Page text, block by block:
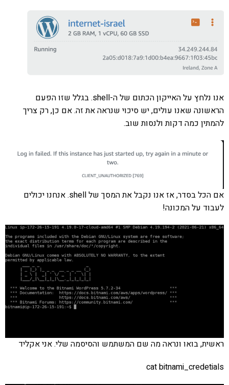
אנו נלחץ על האייקון הכתום של ה-shell. בגלל שזו הפעם
הראשונה שאנו עולים, יש סיכוי שנראה את זה. אם כן, רק צריך
להמתין כמה דקות ולנסות שוב.
אם הכל בסדר, אז אנו נקבל את המסך של shell. אנחנו יכולים
לעבוד על המכונה!
ראשית, בואו ונראה מה שם המשתמש והסיסמה שלי. אני אקליד
cat bitnami_credetials